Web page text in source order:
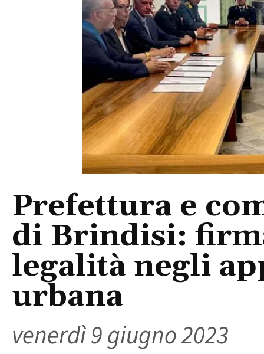
Prefettura e
di Brindisi:
legalità negli
urbana
venerdì 9 giugno 2023